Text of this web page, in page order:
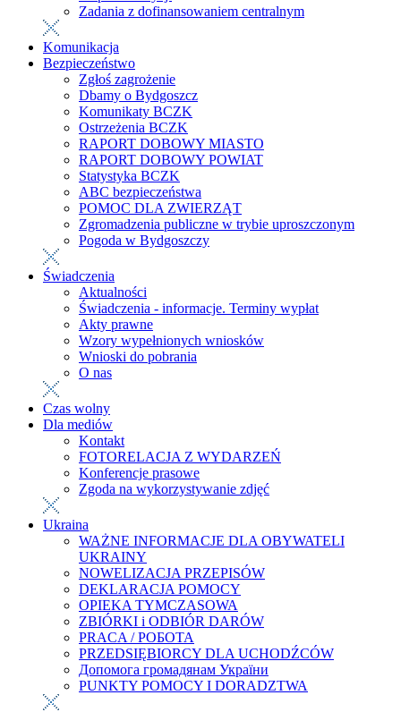
Zadania z dofinansowaniem centralnym
Komunikacja
Bezpieczeństwo
Zgłoś zagrożenie
Dbamy o Bydgoszcz
Komunikaty BCZK
Ostrzeżenia BCZK
RAPORT DOBOWY MIASTO
RAPORT DOBOWY POWIAT
Statystyka BCZK
ABC bezpieczeństwa
POMOC DLA ZWIERZĄT
Zgromadzenia publiczne w trybie uproszczonym
Pogoda w Bydgoszczy
Świadczenia
Aktualności
Świadczenia - informacje. Terminy wypłat
Akty prawne
Wzory wypełnionych wniosków
Wnioski do pobrania
O nas
Czas wolny
Dla mediów
Kontakt
FOTORELACJA Z WYDARZEŃ
Konferencje prasowe
Zgoda na wykorzystywanie zdjęć
Ukraina
WAŻNE INFORMACJE DLA OBYWATELI
UKRAINY
NOWELIZACJA PRZEPISÓW
DEKLARACJA POMOCY
OPIEKA TYMCZASOWA
ZBIÓRKI i ODBIÓR DARÓW
PRACA / РОБОТА
PRZEDSIĘBIORCY DLA UCHODŹCÓW
Допомога громадянам України
PUNKTY POMOCY I DORADZTWA